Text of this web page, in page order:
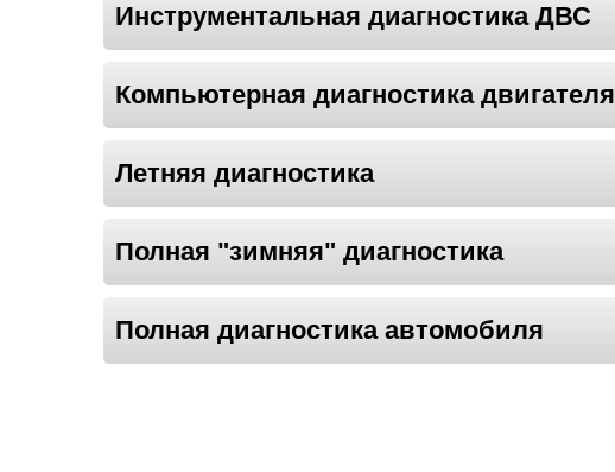
Инструментальная диагностика ДВС
Компьютерная диагностика двигателя
Летняя диагностика
Полная "зимняя" диагностика
Полная диагностика автомобиля